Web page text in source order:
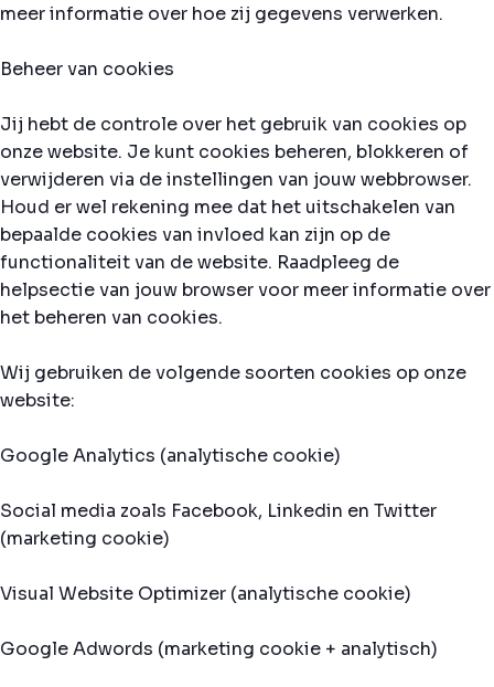
meer informatie over hoe zij gegevens verwerken.
Beheer van cookies
Jij hebt de controle over het gebruik van cookies op
onze website. Je kunt cookies beheren, blokkeren of
verwijderen via de instellingen van jouw webbrowser.
Houd er wel rekening mee dat het uitschakelen van
bepaalde cookies van invloed kan zijn op de
functionaliteit van de website. Raadpleeg de
helpsectie van jouw browser voor meer informatie over
het beheren van cookies.
Wij gebruiken de volgende soorten cookies op onze
website:
Google Analytics (analytische cookie)
Social media zoals Facebook, Linkedin en Twitter
(marketing cookie)
Visual Website Optimizer (analytische cookie)
Google Adwords (marketing cookie + analytisch)